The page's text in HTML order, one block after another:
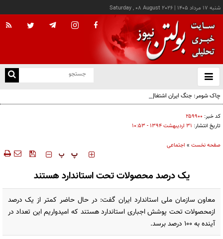
شنبه ۱۷ مرداد ۱۴۰۵ |
Saturday , 08 August 2026
باز
و
چاک شومر: جنگ ایران اشتغال آمریکا را تخریب کرد؛ ترامپ از کدام سیاره آمده؟!
کد خبر: ۲۵۹۹۰۰
تاریخ انتشار: ۳۱ ارديبهشت ۱۳۹۴ - ۱۰:۵۳
صفحه نخست » اجتماعی
‍‍‍ پ پ
یک درصد محصولات تحت استاندارد هستند
معاون سازمان ملی استاندارد ایران گفت: در حال حاضر کمتر از یک درصد
ازمحصولات تحت پوشش اجباری استاندارد هستند که امیدواریم این تعداد در
آینده به 100 درصد برسد.